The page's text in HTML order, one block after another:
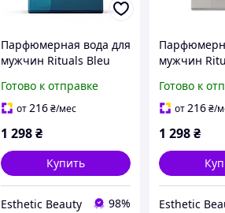
Парфюмерная вода для
мужчин Rituals Bleu
PARFUM 15 мл (24740Es)
Готово к отправке
от216₴/мес
1 298₴
Купить
Esthetic Beauty 98%
мужчин
PARFUM 15
Готово к
от216₴/
1 298₴
Esthetic